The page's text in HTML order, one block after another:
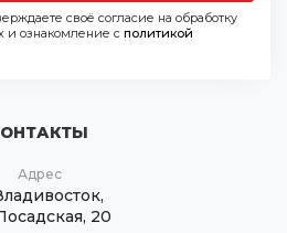
своё согласие на обработку
и ознакомление с политикой
Адрес
20